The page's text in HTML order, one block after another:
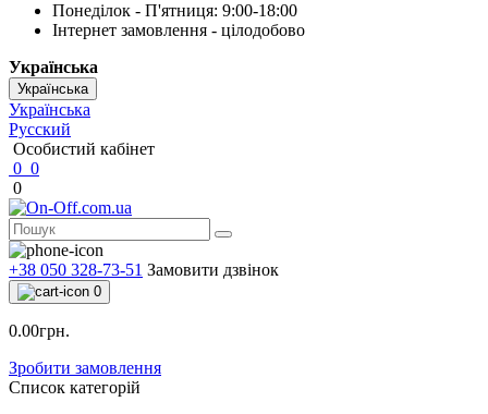
Понеділок - П'ятниця: 9:00-18:00
Інтернет замовлення - цілодобово
Українська
Українська
Українська
Русский
Особистий кабінет
0 0
0
+38 050 328-73-51 Замовити дзвінок
0
0.00грн.
Зробити замовлення
Список категорій